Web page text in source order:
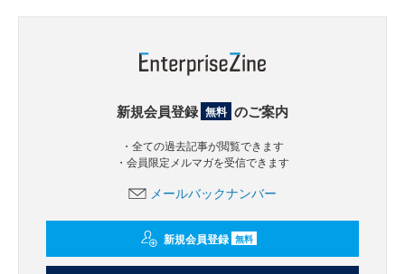
新規会員登録 無料 のご案内
・全ての過去記事が閲覧できます
・会員限定メルマガを受信できます
メールバックナンバー
新規会員登録 無料